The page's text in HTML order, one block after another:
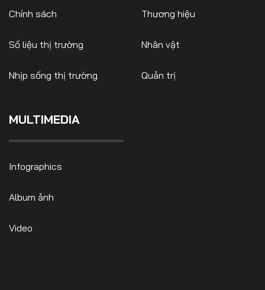
Chính sách
Số liệu thị trường
Nhịp sống thị trường
Thương hiệu
Nhân vật
Quản trị
MULTIMEDIA
Infographics
Album ảnh
Video